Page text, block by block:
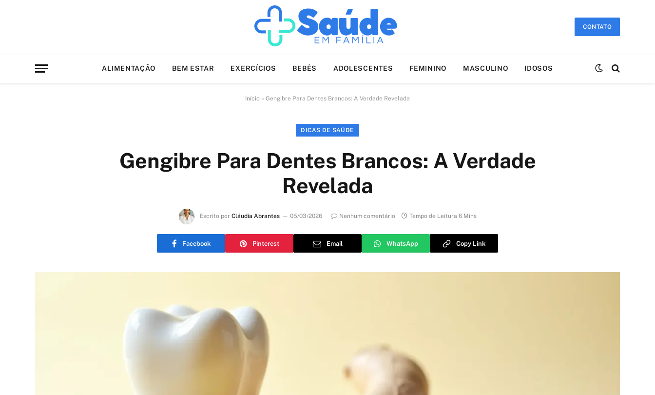
CONTATO
ALIMENTAÇÃO BEM ESTAR EXERCÍCIOS BEBÊS ADOLESCENTES FEMININO MASCULINO IDOSOS
Início » Gengibre Para Dentes Brancos: A Verdade Revelada
DICAS DE SAÚDE
Gengibre Para Dentes Brancos: A Verdade
Revelada
Escrito por Cláudia Abrantes 05/03/2026 Nenhum comentário Tempo de Leitura 6 Mins
Facebook Pinterest Email WhatsApp Copy Link